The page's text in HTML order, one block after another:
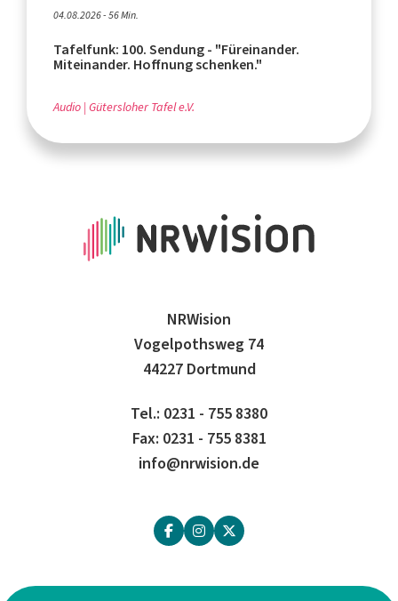
04.08.2026 - 56 Min.
Tafelfunk: 100. Sendung - "Füreinander.
Miteinander. Hoffnung schenken."
Audio Gütersloher Tafel e.V.
NRWision
Vogelpothsweg 74
44227 Dortmund
Tel.: 0231 - 755 8380
Fax: 0231 - 755 8381
info@nrwision.de